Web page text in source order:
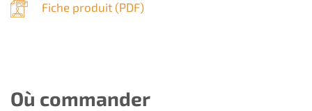
Fiche produit (PDF)
Où commander